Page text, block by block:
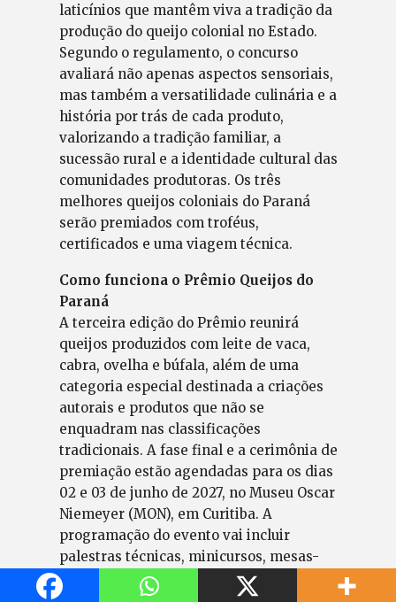
laticínios que mantêm viva a tradição da
produção do queijo colonial no Estado.
Segundo o regulamento, o concurso
avaliará não apenas aspectos sensoriais,
mas também a versatilidade culinária e a
história por trás de cada produto,
valorizando a tradição familiar, a
sucessão rural e a identidade cultural das
comunidades produtoras. Os três
melhores queijos coloniais do Paraná
serão premiados com troféus,
certificados e uma viagem técnica.
Como funciona o Prêmio Queijos do
Paraná
A terceira edição do Prêmio reunirá
queijos produzidos com leite de vaca,
cabra, ovelha e búfala, além de uma
categoria especial destinada a criações
autorais e produtos que não se
enquadram nas classificações
tradicionais. A fase final e a cerimônia de
premiação estão agendadas para os dias
02 e 03 de junho de 2027, no Museu Oscar
Niemeyer (MON), em Curitiba. A
programação do evento vai incluir
palestras técnicas, minicursos, mesas-
redondas e harmonizações